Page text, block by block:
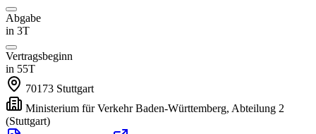
Abgabe
in 3T
Vertragsbeginn
in 55T
70173 Stuttgart
Ministerium für Verkehr Baden-Württemberg, Abteilung 2
(Stuttgart)